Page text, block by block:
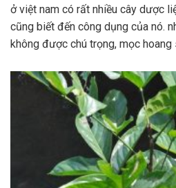
ở việt nam có rất nhiều cây dược
cũng biết đến công dụng của nó.
không được chú trọng, mọc